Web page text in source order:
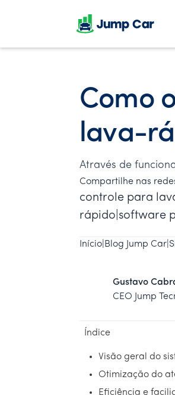
Como
lava-
Através de
Compartilhe nas
controle para
rápido|software
Início Blog Jump Car
Gustavo
CEO Jump
Índice
Visão geral do
Otimização do
Eficiência e